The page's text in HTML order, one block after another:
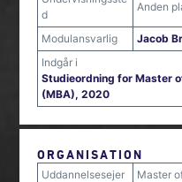
d
Anden
Modulansvarlig
Jacob
Indgår i
Studieordning for Master
(MBA), 2020
ORGANISATION
Uddannelsesejer
Master